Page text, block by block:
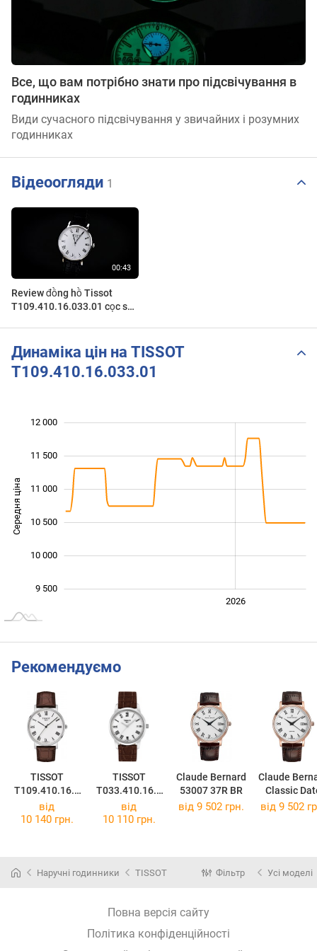
Все, що вам потрібно знати про підсвічування в
годинниках
Види сучасного підсвічування у звичайних і розумних
годинниках
Відеоогляди 1
Review đồng hồ Tissot
T109.410.16.033.01 cọc số
Динаміка цін на TISSOT
T109.410.16.033.01
Середня ціна
9 500
10 000
10 500
11 000
11 500
12 000
2026
Рекомендуємо
TISSOT
T109.410.16.0
33.00
TISSOT
T033.410.16.0
13.01
Claude Bernard
53007 37R BR
Claude
Classic
53009 37R
від
10 140 грн.
від
10 110 грн.
від 9 502 грн. від 9 502
Наручні годинники TISSOT Фільтр Усі моделі
Повна версія сайту
Політика конфіденційності